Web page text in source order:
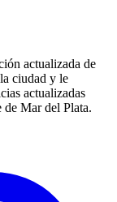
actualizada de
ciudad y le
actualizadas
de Mar del Plata.